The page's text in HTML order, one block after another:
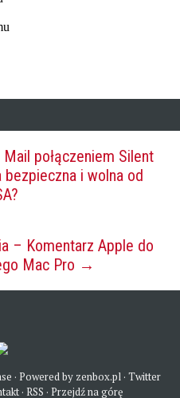
połączeniem Silent
i wolna od
– Komentarz Apple do
Mac Pro →
· Powered by zenbox.pl· Twitter
· RSS · Przejdź na górę